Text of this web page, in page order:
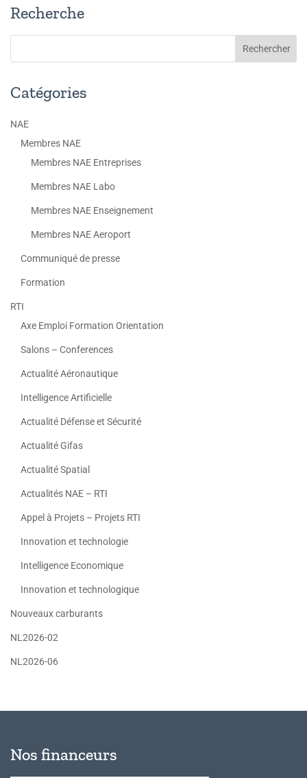
Recherche
Catégories
NAE
Membres NAE
Membres NAE Entreprises
Membres NAE Labo
Membres NAE Enseignement
Membres NAE Aeroport
Communiqué de presse
Formation
RTI
Axe Emploi Formation Orientation
Salons – Conferences
Actualité Aéronautique
Intelligence Artificielle
Actualité Défense et Sécurité
Actualité Gifas
Actualité Spatial
Actualités NAE – RTI
Appel à Projets – Projets RTI
Innovation et technologie
Intelligence Economique
Innovation et technologique
Nouveaux carburants
NL2026-02
NL2026-06
Nos financeurs